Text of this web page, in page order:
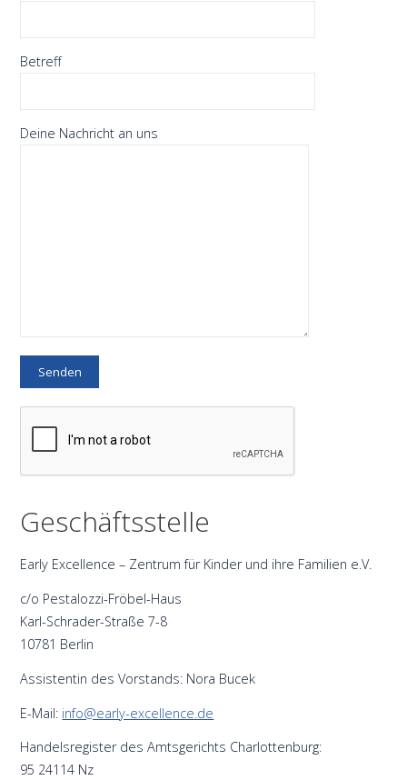
Betreff
Deine Nachricht an uns
Geschäftsstelle
Early Excellence – Zentrum für Kinder und ihre Familien e.V.
c/o Pestalozzi-Fröbel-Haus
Karl-Schrader-Straße 7-8
10781 Berlin
Assistentin des Vorstands: Nora Bucek
E-Mail: info@early-excellence.de
Handelsregister des Amtsgerichts Charlottenburg:
95 24114 Nz